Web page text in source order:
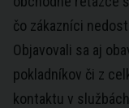
čo zákazníci
Objavovali sa aj
pokladníkov či z
kontaktu v